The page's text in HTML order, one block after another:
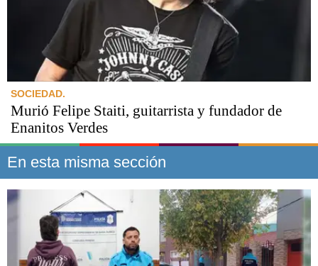
SOCIEDAD.
Murió Felipe Staiti, guitarrista y fundador de
Enanitos Verdes
En esta misma sección